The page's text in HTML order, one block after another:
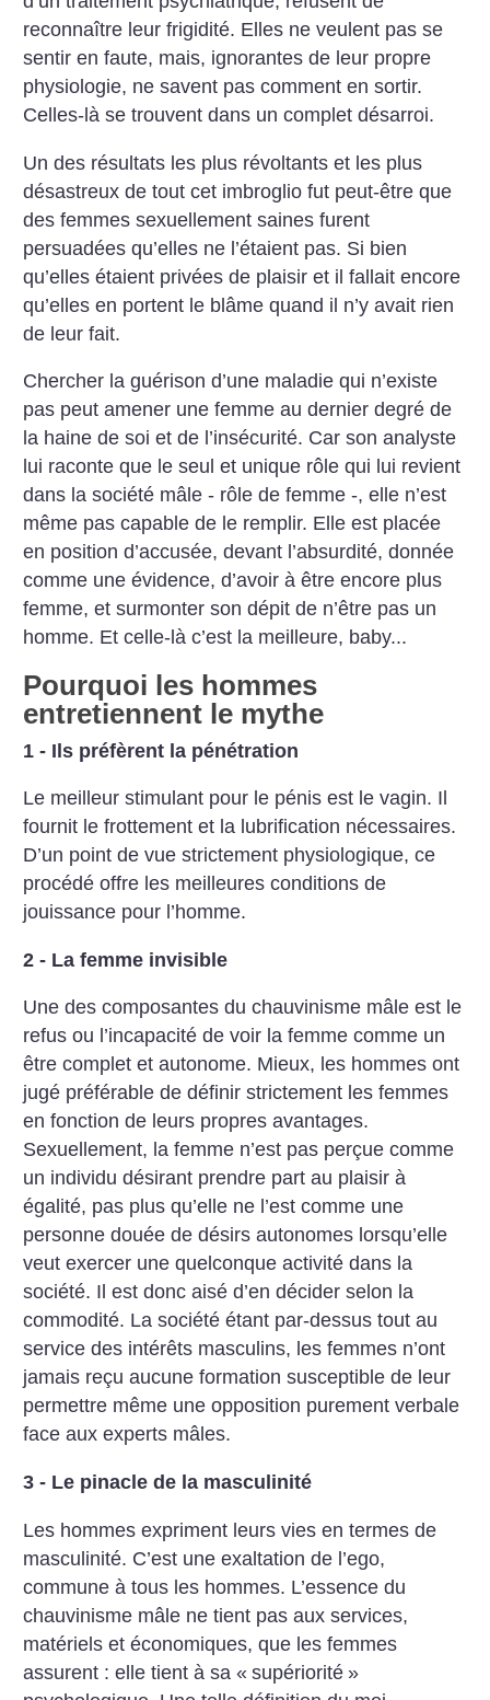
reconnaître leur frigidité. Elles ne veulent pas se
sentir en faute, mais, ignorantes de leur propre
physiologie, ne savent pas comment en sortir.
Celles-là se trouvent dans un complet désarroi.
Un des résultats les plus révoltants et les plus
désastreux de tout cet imbroglio fut peut-être que
des femmes sexuellement saines furent
persuadées qu’elles ne l’étaient pas. Si bien
qu’elles étaient privées de plaisir et il fallait encore
qu’elles en portent le blâme quand il n’y avait rien
de leur fait.
Chercher la guérison d’une maladie qui n’existe
pas peut amener une femme au dernier degré de
la haine de soi et de l’insécurité. Car son analyste
lui raconte que le seul et unique rôle qui lui revient
dans la société mâle - rôle de femme -, elle n’est
même pas capable de le remplir. Elle est placée
en position d’accusée, devant l’absurdité, donnée
comme une évidence, d’avoir à être encore plus
femme, et surmonter son dépit de n’être pas un
homme. Et celle-là c’est la meilleure, baby...
Pourquoi les hommes
entretiennent le mythe
1 - Ils préfèrent la pénétration
Le meilleur stimulant pour le pénis est le vagin. Il
fournit le frottement et la lubrification nécessaires.
D’un point de vue strictement physiologique, ce
procédé offre les meilleures conditions de
jouissance pour l’homme.
2 - La femme invisible
Une des composantes du chauvinisme mâle est le
refus ou l’incapacité de voir la femme comme un
être complet et autonome. Mieux, les hommes ont
jugé préférable de définir strictement les femmes
en fonction de leurs propres avantages.
Sexuellement, la femme n’est pas perçue comme
un individu désirant prendre part au plaisir à
égalité, pas plus qu’elle ne l’est comme une
personne douée de désirs autonomes lorsqu’elle
veut exercer une quelconque activité dans la
société. Il est donc aisé d’en décider selon la
commodité. La société étant par-dessus tout au
service des intérêts masculins, les femmes n’ont
jamais reçu aucune formation susceptible de leur
permettre même une opposition purement verbale
face aux experts mâles.
3 - Le pinacle de la masculinité
Les hommes expriment leurs vies en termes de
masculinité. C’est une exaltation de l’ego,
commune à tous les hommes. L’essence du
chauvinisme mâle ne tient pas aux services,
matériels et économiques, que les femmes
assurent : elle tient à sa « supériorité »